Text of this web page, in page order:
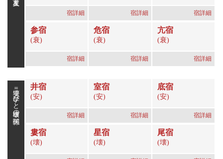
安壊＝学びと破壊の関係
宿詳細 宿詳細 宿詳細
参宿
(衰)
宿詳細
危宿
(衰)
宿詳細
亢宿
(衰)
宿詳細
井宿
(安)
宿詳細
室宿
(安)
宿詳細
底宿
(安)
宿詳細
婁宿
(壊)
星宿
(壊)
尾宿
(壊)